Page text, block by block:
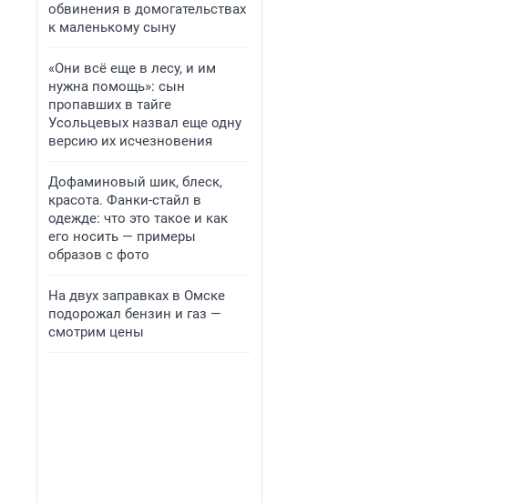
обвинения в домогательствах
к маленькому сыну
«Они всё еще в лесу, и им
нужна помощь»: сын
пропавших в тайге
Усольцевых назвал еще одну
версию их исчезновения
Дофаминовый шик, блеск,
красота. Фанки-стайл в
одежде: что это такое и как
его носить — примеры
образов с фото
На двух заправках в Омске
подорожал бензин и газ —
смотрим цены